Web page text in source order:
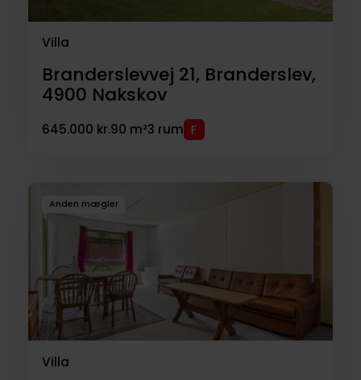
Villa
Branderslevvej 21, Branderslev,
4900 Nakskov
645.000 kr.90 m²3 rum
Anden mægler
Villa